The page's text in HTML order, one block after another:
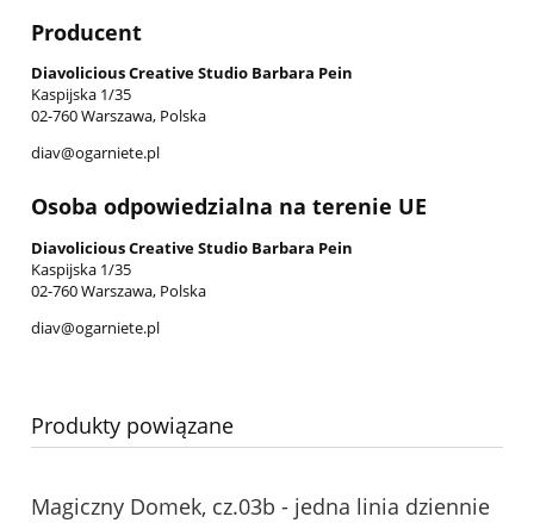
Producent
Diavolicious Creative Studio Barbara Pein
Kaspijska 1/35
02-760 Warszawa, Polska
diav@ogarniete.pl
Osoba odpowiedzialna na terenie UE
Diavolicious Creative Studio Barbara Pein
Kaspijska 1/35
02-760 Warszawa, Polska
diav@ogarniete.pl
Produkty powiązane
Magiczny Domek, cz.03b - jedna linia dziennie